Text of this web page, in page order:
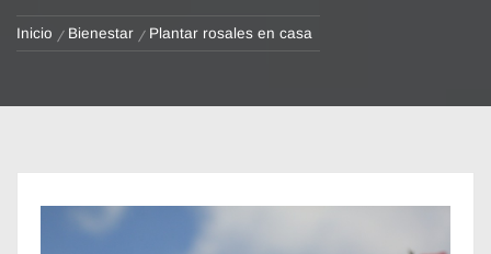
Inicio Bienestar Plantar rosales en casa